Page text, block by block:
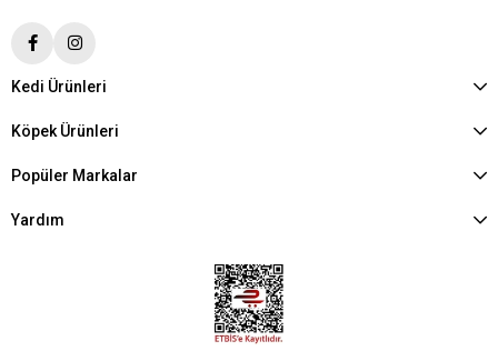
Kedi Ürünleri
Köpek Ürünleri
Popüler Markalar
Yardım